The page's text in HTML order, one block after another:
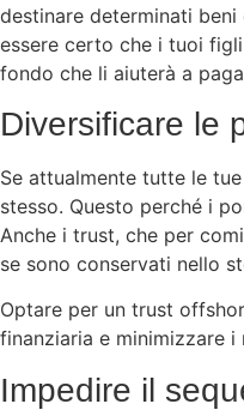
destinare determinati
essere certo che i tuoi
fondo che li aiuterà a
Diversificare le
Se attualmente tutte le
stesso. Questo perché i
Anche i trust, che per
se sono conservati nello
Optare per un trust
finanziaria e minimizzare i
Impedire il